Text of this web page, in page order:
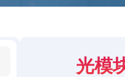
光模